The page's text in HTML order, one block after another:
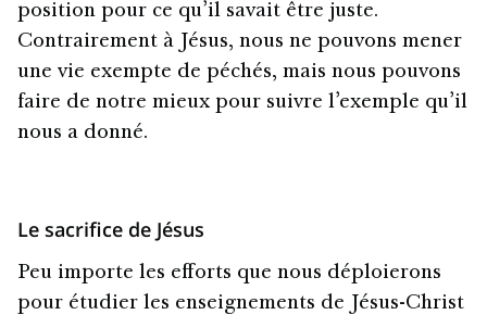
position pour ce qu’il savait être juste.
Contrairement à Jésus, nous ne pouvons mener
une vie exempte de péchés, mais nous pouvons
faire de notre mieux pour suivre l’exemple qu’il
nous a donné.
Le sacrifice de Jésus
Peu importe les efforts que nous déploierons
pour étudier les enseignements de Jésus-Christ